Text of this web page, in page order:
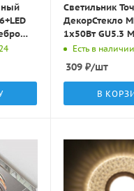
Светильник
ДекорСтекло
1х50Вт GU5.3 Матовый
D90х10мм IP20 D0301
Есть в
309 ₽/шт
В